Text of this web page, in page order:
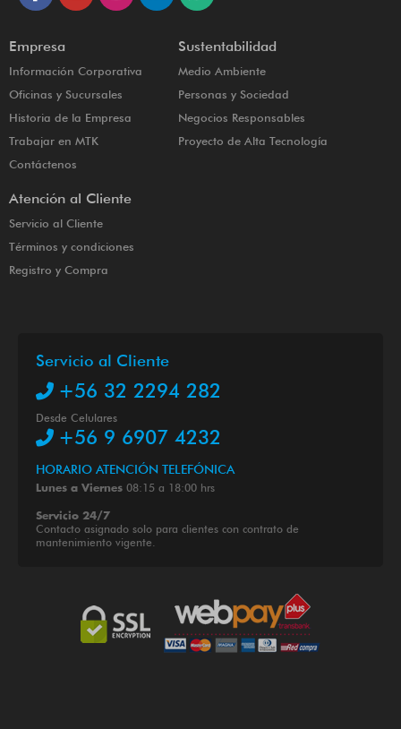
Empresa
Información Corporativa
Oficinas y Sucursales
Historia de la Empresa
Trabajar en MTK
Contáctenos
Sustentabilidad
Medio Ambiente
Personas y Sociedad
Negocios Responsables
Proyecto de Alta Tecnología
Atención al Cliente
Servicio al Cliente
Términos y condiciones
Registro y Compra
Servicio al Cliente
+56 32 2294 282
Desde Celulares
+56 9 6907 4232
HORARIO ATENCIÓN TELEFÓNICA
Lunes a Viernes 08:15 a 18:00 hrs
Servicio 24/7
Contacto asignado solo para clientes con contrato de
mantenimiento vigente.